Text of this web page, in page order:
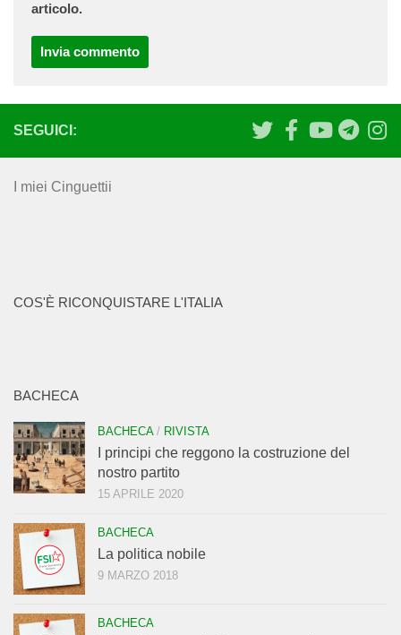
articolo.
SEGUICI:
I miei Cinguettii
COS'È RICONQUISTARE L'ITALIA
BACHECA
BACHECA/ RIVISTA
I principi che reggono la costruzione del
nostro partito
15 APRILE 2020
BACHECA
La politica nobile
9 MARZO 2018
BACHECA